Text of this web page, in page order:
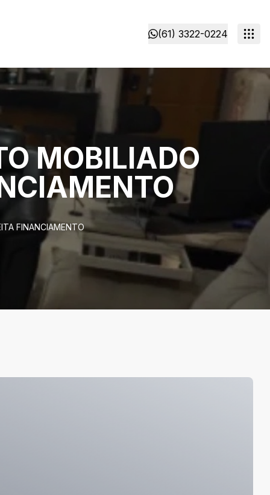
(61) 3322-0224
MOBILIADO
FINANCIAMENTO